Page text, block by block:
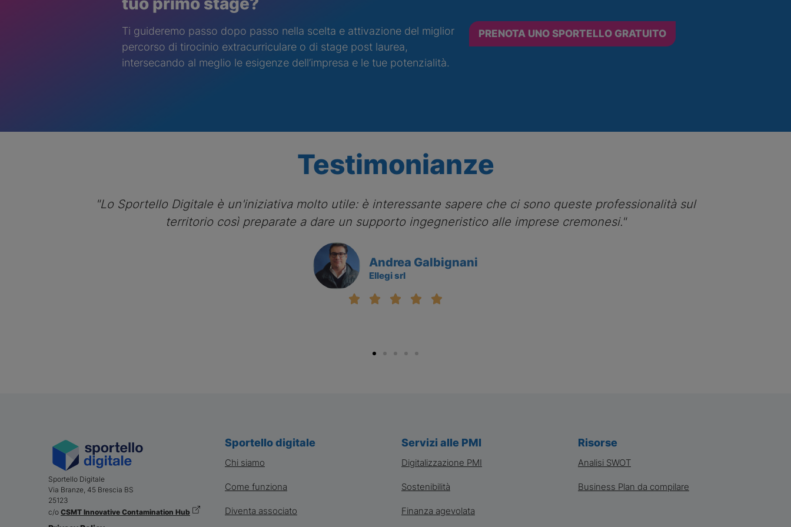
Ti guideremo passo dopo passo nella scelta e attivazione del miglior
percorso di tirocinio extracurriculare o di stage post laurea,
intersecando al meglio le esigenze dell’impresa e le tue potenzialità.
PRENOTA UNO SPORTELLO GRATUITO
Testimonianze
"Lo Sportello Digitale è un'iniziativa molto utile: è interessante sapere che ci sono queste professionalità sul
territorio così preparate a dare un supporto ingegneristico alle imprese cremonesi."
Andrea Galbignani
Ellegi srl
Sportello Digitale
Via Branze, 45 Brescia BS
25123
c/o CSMT Innovative Contamination Hub
Sportello digitale
Chi siamo
Come funziona
Diventa associato
Servizi alle PMI
Digitalizzazione PMI
Sostenibilità
Finanza agevolata
Risorse
Analisi SWOT
Business Plan da compilare